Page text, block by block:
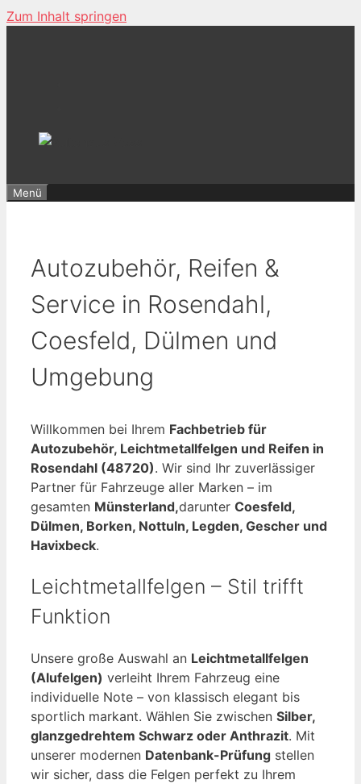
Zum Inhalt springen
Menü
Autozubehör, Reifen &
Service in Rosendahl,
Coesfeld, Dülmen und
Umgebung
Willkommen bei Ihrem Fachbetrieb für
Autozubehör, Leichtmetallfelgen und Reifen in
Rosendahl (48720). Wir sind Ihr zuverlässiger
Partner für Fahrzeuge aller Marken – im
gesamten Münsterland,darunter Coesfeld,
Dülmen, Borken, Nottuln, Legden, Gescher und
Havixbeck.
Leichtmetallfelgen – Stil trifft
Funktion
Unsere große Auswahl an Leichtmetallfelgen
(Alufelgen) verleiht Ihrem Fahrzeug eine
individuelle Note – von klassisch elegant bis
sportlich markant. Wählen Sie zwischen Silber,
glanzgedrehtem Schwarz oder Anthrazit. Mit
unserer modernen Datenbank-Prüfung stellen
wir sicher, dass die Felgen perfekt zu Ihrem